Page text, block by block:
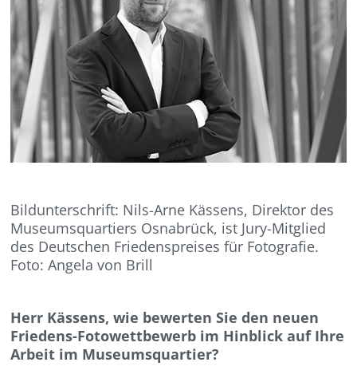
Bildunterschrift: Nils-Arne Kässens, Direktor des
Museumsquartiers Osnabrück, ist Jury-Mitglied
des Deutschen Friedenspreises für Fotografie.
Foto: Angela von Brill
Herr Kässens, wie bewerten Sie den neuen
Friedens-Fotowettbewerb im Hinblick auf Ihre
Arbeit im Museumsquartier?